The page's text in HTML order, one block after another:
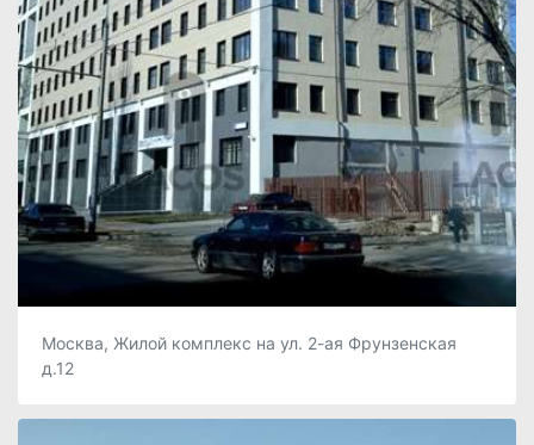
Москва, Жилой комплекс на ул. 2-ая Фрунзенская
д.12